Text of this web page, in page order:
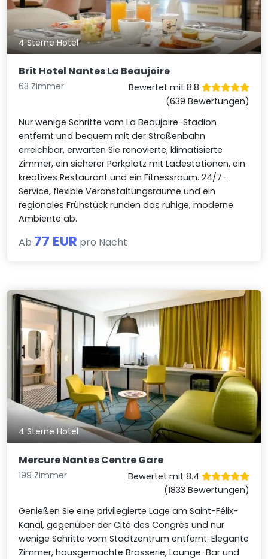
4 Sterne Hotel
Brit Hotel Nantes La Beaujoire
63 Zimmer
Bewertet mit 8.8
(639 Bewertungen)
Nur wenige Schritte vom La Beaujoire-Stadion
entfernt und bequem mit der Straßenbahn
erreichbar, erwarten Sie renovierte, klimatisierte
Zimmer, ein sicherer Parkplatz mit Ladestationen, ein
kreatives Restaurant und ein Fitnessraum. 24/7-
Service, flexible Veranstaltungsräume und ein
regionales Frühstück runden das ruhige, moderne
Ambiente ab.
Ab 77 EUR pro Nacht
4 Sterne Hotel
Mercure Nantes Centre Gare
199 Zimmer
Bewertet mit 8.4
(1833 Bewertungen)
Genießen Sie eine privilegierte Lage am Saint-Félix-
Kanal, gegenüber der Cité des Congrès und nur
wenige Schritte vom Stadtzentrum entfernt. Elegante
Zimmer, hausgemachte Brasserie, Lounge-Bar und